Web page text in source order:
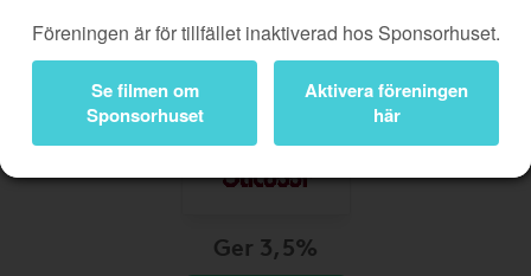
Bli medlem
Logga in
Föreningen är för tillfället inaktiverad hos Sponsorhuset.
Se filmen om
Sponsorhuset
Aktivera föreningen
här
Ger 3,5%